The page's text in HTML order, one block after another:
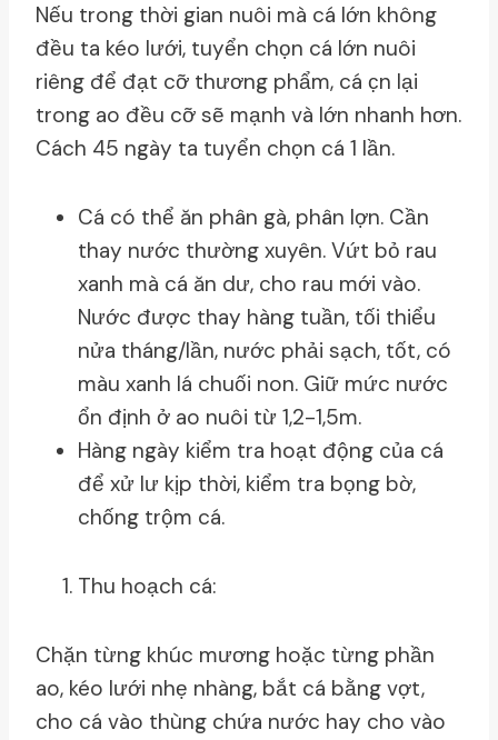
Nếu trong thời gian nuôi mà cá lớn không
đều ta kéo lưới, tuyển chọn cá lớn nuôi
riêng để đạt cỡ thương phẩm, cá c̣n lại
trong ao đều cỡ sẽ mạnh và lớn nhanh hơn.
Cách 45 ngày ta tuyển chọn cá 1 lần.
Cá có thể ăn phân gà, phân lợn. Cần
thay nước thường xuyên. Vứt bỏ rau
xanh mà cá ăn dư, cho rau mới vào.
Nước được thay hàng tuần, tối thiểu
nửa tháng/lần, nước phải sạch, tốt, có
màu xanh lá chuối non. Giữ mức nước
ổn định ở ao nuôi từ 1,2-1,5m.
Hàng ngày kiểm tra hoạt động của cá
để xử lư kịp thời, kiểm tra bọng bờ,
chống trộm cá.
Thu hoạch cá:
Chặn từng khúc mương hoặc từng phần
ao, kéo lưới nhẹ nhàng, bắt cá bằng vợt,
cho cá vào thùng chứa nước hay cho vào